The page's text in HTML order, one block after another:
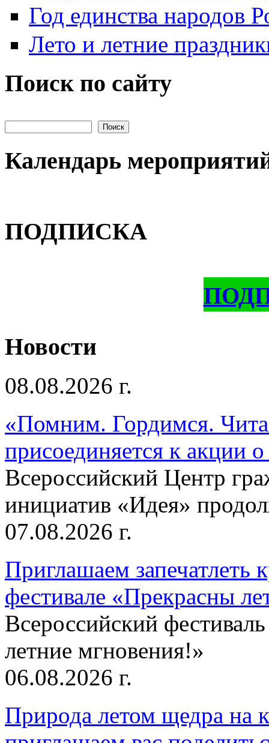
Год единства народов
Лето и летние
Поиск по сайту
Календарь
ПОДПИСКА
Новости
08.08.2026 г.
«Помним. Гордимся.
присоединяется к акции
Всероссийский Центр
инициатив «Идея»
07.08.2026 г.
Приглашаем запечатлеть
фестивале «Прекрасны
Всероссийский
летние мгновения!»
06.08.2026 г.
Природа летом щедра на